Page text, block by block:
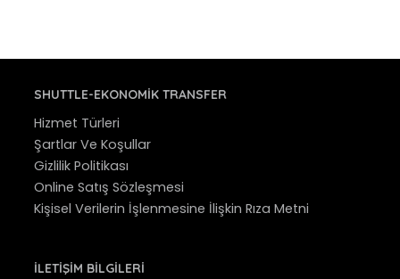
SHUTTLE-EKONOMIK TRANSFER
Hizmet Türleri
Şartlar Ve Koşullar
Gizlilik Politikası
Online Satış Sözleşmesi
Kişisel Verilerin İşlenmesine İlişkin Rıza Metni
İLETİŞİM BİLGİLERİ